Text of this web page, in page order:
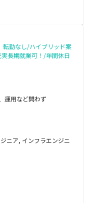
転勤なし/ハイブリッド案
長期就業可！/年間休日
運用など問わず
ニア, インフラエンジニ